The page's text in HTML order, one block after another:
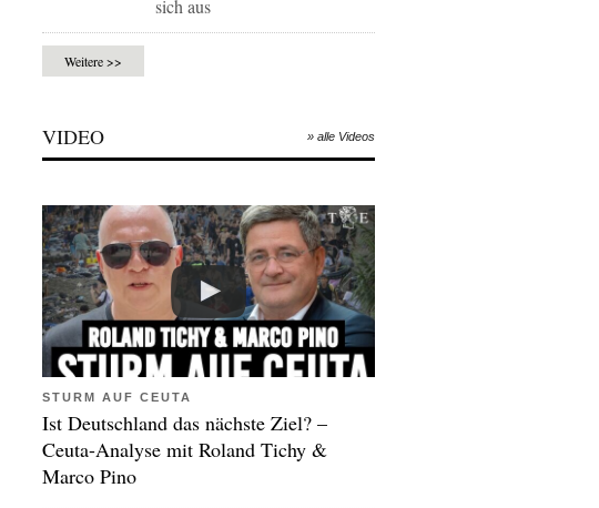
sich aus
Weitere >>
VIDEO » alle Videos
STURM AUF CEUTA
Ist Deutschland das nächste Ziel? –
Ceuta-Analyse mit Roland Tichy &
Marco Pino